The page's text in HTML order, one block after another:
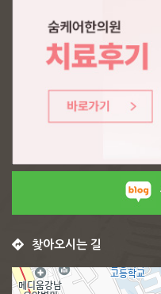
찾아오시는 길